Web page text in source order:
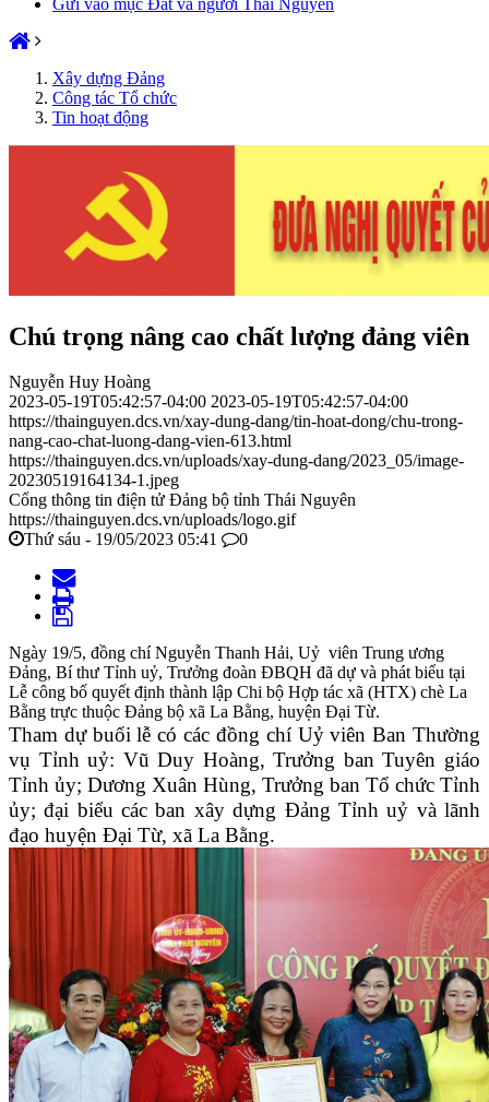
Xây dựng Đảng
Công tác Tổ chức
Tin hoạt động
Chú trọng nâng cao chất lượng đảng viên
Nguyễn Huy Hoàng
2023-05-19T05:42:57-04:00 2023-05-19T05:42:57-04:00
https://thainguyen.dcs.vn/xay-dung-dang/tin-hoat-dong/chu-trong-
nang-cao-chat-luong-dang-vien-613.html
https://thainguyen.dcs.vn/uploads/xay-dung-dang/2023_05/image-
20230519164134-1.jpeg
Cổng thông tin điện tử Đảng bộ tỉnh Thái Nguyên
https://thainguyen.dcs.vn/uploads/logo.gif
Thứ sáu - 19/05/2023 05:41
0
Ngày 19/5, đồng chí Nguyễn Thanh Hải, Uỷ viên Trung ương
Đảng, Bí thư Tỉnh uỷ, Trưởng đoàn ĐBQH đã dự và phát biểu tại
Lễ công bố quyết định thành lập Chi bộ Hợp tác xã (HTX) chè La
Bằng trực thuộc Đảng bộ xã La Bằng, huyện Đại Từ.
Tham dự buổi lễ có các đồng chí Uỷ viên Ban Thường
vụ Tỉnh uỷ: Vũ Duy Hoàng, Trưởng ban Tuyên giáo
Tỉnh ủy; Dương Xuân Hùng, Trưởng ban Tổ chức Tỉnh
ủy; đại biểu các ban xây dựng Đảng Tỉnh uỷ và lãnh
đạo huyện Đại Từ, xã La Bằng.